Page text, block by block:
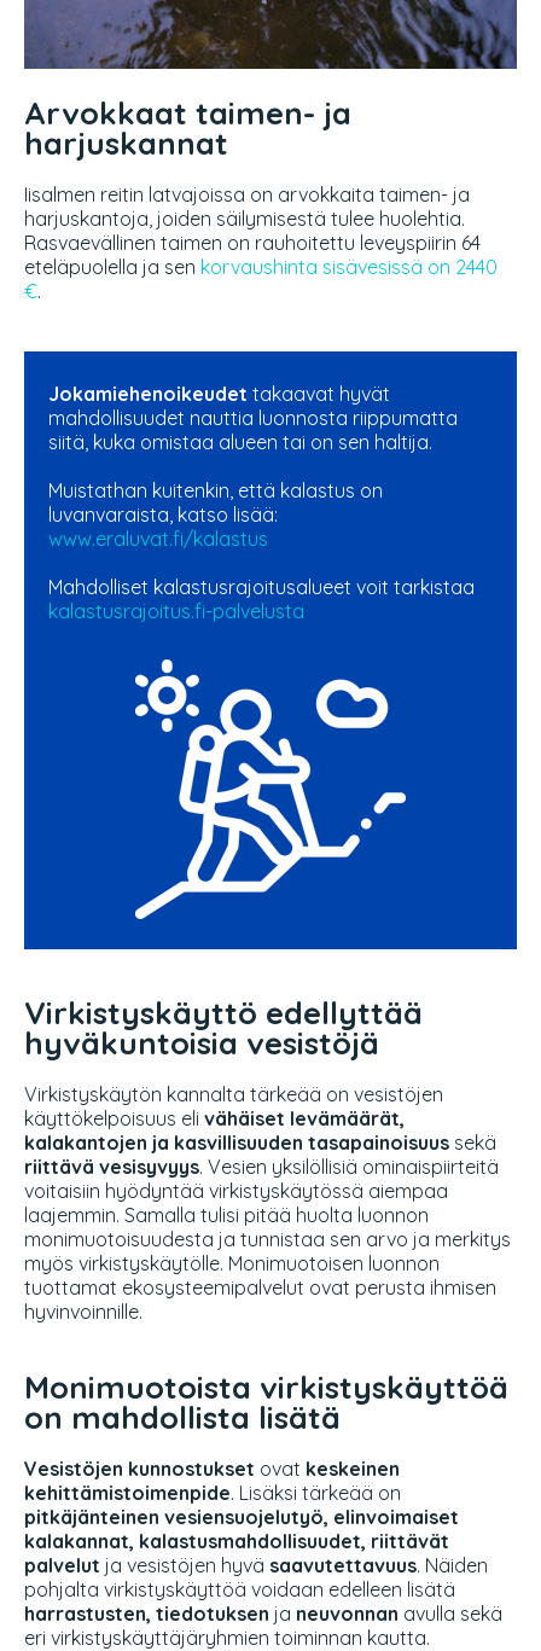
Arvokkaat taimen- ja
harjuskannat
Iisalmen reitin latvajoissa on arvokkaita taimen- ja
harjuskantoja, joiden säilymisestä tulee huolehtia.
Rasvaevällinen taimen on rauhoitettu leveyspiirin 64
eteläpuolella ja sen korvaushinta sisävesissä on 2440
€.
Jokamiehenoikeudet takaavat hyvät
mahdollisuudet nauttia luonnosta riippumatta
siitä, kuka omistaa alueen tai on sen haltija.
Muistathan kuitenkin, että kalastus on
luvanvaraista, katso lisää:
www.eraluvat.fi/kalastus
Mahdolliset kalastusrajoitusalueet voit tarkistaa
kalastusrajoitus.fi-palvelusta
Virkistyskäyttö edellyttää
hyväkuntoisia vesistöjä
Virkistyskäytön kannalta tärkeää on vesistöjen
käyttökelpoisuus eli vähäiset levämäärät,
kalakantojen ja kasvillisuuden tasapainoisuus sekä
riittävä vesisyvyys. Vesien yksilöllisiä ominaispiirteitä
voitaisiin hyödyntää virkistyskäytössä aiempaa
laajemmin. Samalla tulisi pitää huolta luonnon
monimuotoisuudesta ja tunnistaa sen arvo ja merkitys
myös virkistyskäytölle. Monimuotoisen luonnon
tuottamat ekosysteemipalvelut ovat perusta ihmisen
hyvinvoinnille.
Monimuotoista virkistyskäyttöä
on mahdollista lisätä
Vesistöjen kunnostukset ovat keskeinen
kehittämistoimenpide. Lisäksi tärkeää on
pitkäjänteinen vesiensuojelutyö, elinvoimaiset
kalakannat, kalastusmahdollisuudet, riittävät
palvelut ja vesistöjen hyvä saavutettavuus. Näiden
pohjalta virkistyskäyttöä voidaan edelleen lisätä
harrastusten, tiedotuksen ja neuvonnan avulla sekä
eri virkistyskäyttäjäryhmien toiminnan kautta.